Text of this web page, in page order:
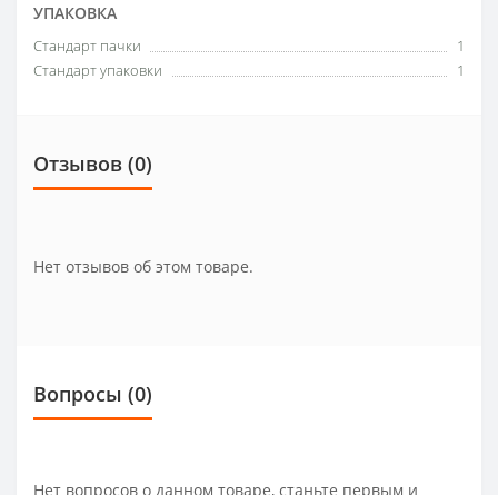
УПАКОВКА
Стандарт пачки
1
Стандарт упаковки
1
Отзывов (0)
Нет отзывов об этом товаре.
Вопросы (0)
Нет вопросов о данном товаре, станьте первым и